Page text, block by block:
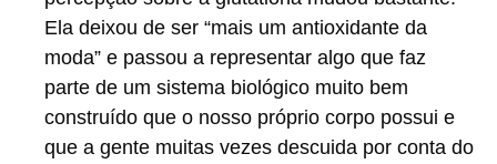
Ela deixou de ser “mais um antioxidante da
moda” e passou a representar algo que faz
parte de um sistema biológico muito bem
construído que o nosso próprio corpo possui e
que a gente muitas vezes descuida por conta do